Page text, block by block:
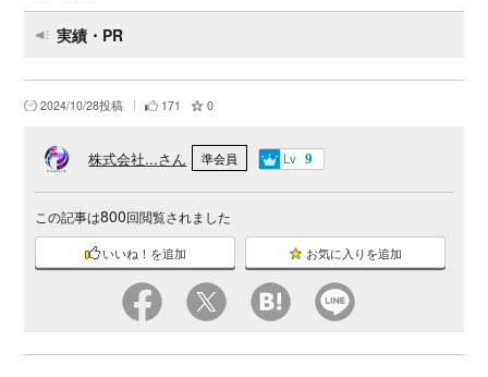
株式会社...さん 準会員 Lv 9
この記事は800回閲覧されました
いいね！を追加 お気に入りを追加
2024/10/28投稿 171 0
実績・PR